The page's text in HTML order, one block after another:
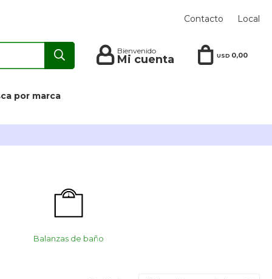
por marca
USD 0,00
Contacto Local
Balanzas de baño